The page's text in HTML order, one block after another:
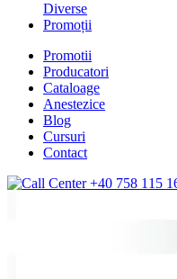
Diverse
Promoții
Promotii
Producatori
Cataloage
Anestezice
Blog
Cursuri
Contact
+40 758 115